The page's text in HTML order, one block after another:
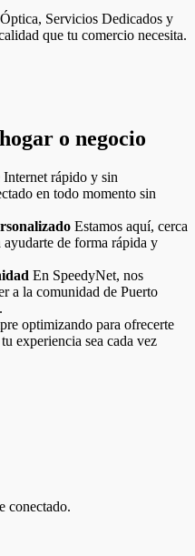
Servicios Dedicados y
que tu comercio necesita.
o negocio
Internet rápido y sin
en todo momento sin
Estamos aquí, cerca
de forma rápida y
En SpeedyNet, nos
a la comunidad de Puerto
optimizando para ofrecerte
experiencia sea cada vez
conectado.